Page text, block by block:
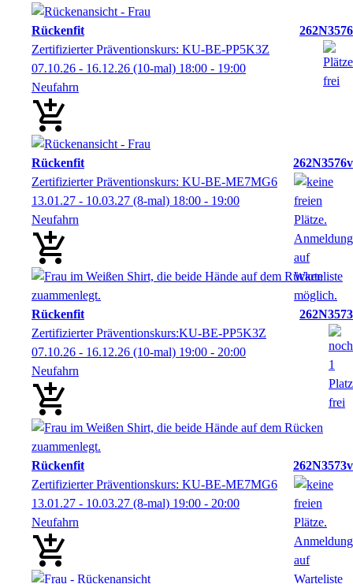
Rückenfit
262N3576
Zertifizierter Präventionskurs: KU-BE-PP5K3Z
07.10.26 - 16.12.26 (10-mal) 18:00 - 19:00
Neufahrn
Rückenfit
262N3576v
Zertifizierter Präventionskurs: KU-BE-ME7MG6
13.01.27 - 10.03.27 (8-mal) 18:00 - 19:00
Neufahrn
Rückenfit
262N3573
Zertifizierter Präventionskurs:KU-BE-PP5K3Z
07.10.26 - 16.12.26 (10-mal) 19:00 - 20:00
Neufahrn
Rückenfit
262N3573v
Zertifizierter Präventionskurs: KU-BE-ME7MG6
13.01.27 - 10.03.27 (8-mal) 19:00 - 20:00
Neufahrn